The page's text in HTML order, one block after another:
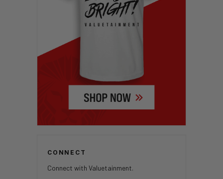
CONNECT
Connect with Valuetainment.